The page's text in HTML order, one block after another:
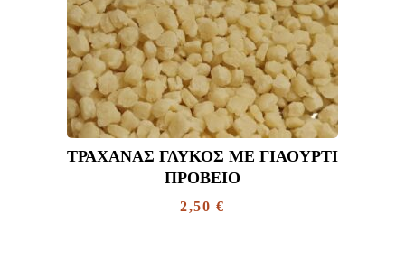
ΤΡΑΧΑΝΆΣ ΓΛΥΚΌΣ ΜΕ ΓΙΑΟΎΡΤΙ
ΠΡΌΒΕΙΟ
2,50€